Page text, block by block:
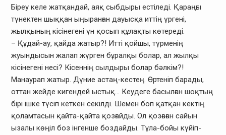
Біреу келе жатқандай, аяқ сыбдыры естіледі. Қараңғы
түнектен шыққан ыңыранған дауысқа иттің үргені,
жылқының кісінегені үн қосып құлақты көтереді.
– Құдай-ау, қайда жатыр?! Итті қойшы, түрменің
жуындысын жалап жүрген бұралқы болар, ал жылқы
кісінегені несі? Кісеннің сылдыры болар бәлкім?!
Манаурап жатыр. Дүние астаң-кестең. Өртеніп барады,
оттан жейде кигендей ыстық… Кеудеге басылған шоқтың
бірі ішке түсіп кеткен секілді. Шемен боп қатқан кектің
қоламтасын қайта-қайта қозғайды. Ол қозғаған сайын
ызалы көңіл боз інгенше боздайды. Тұла-бойы күйіп-